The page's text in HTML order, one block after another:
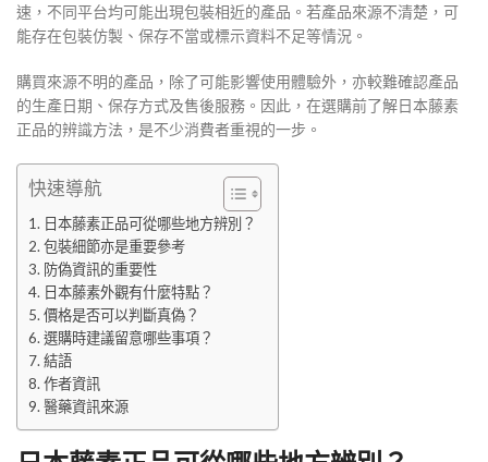
速，不同平台均可能出現包裝相近的產品。若產品來源不清楚，可
能存在包裝仿製、保存不當或標示資料不足等情況。
購買來源不明的產品，除了可能影響使用體驗外，亦較難確認產品
的生產日期、保存方式及售後服務。因此，在選購前了解日本藤素
正品的辨識方法，是不少消費者重視的一步。
快速導航
日本藤素正品可從哪些地方辨別？
包裝細節亦是重要參考
防偽資訊的重要性
日本藤素外觀有什麼特點？
價格是否可以判斷真偽？
選購時建議留意哪些事項？
結語
作者資訊
醫藥資訊來源